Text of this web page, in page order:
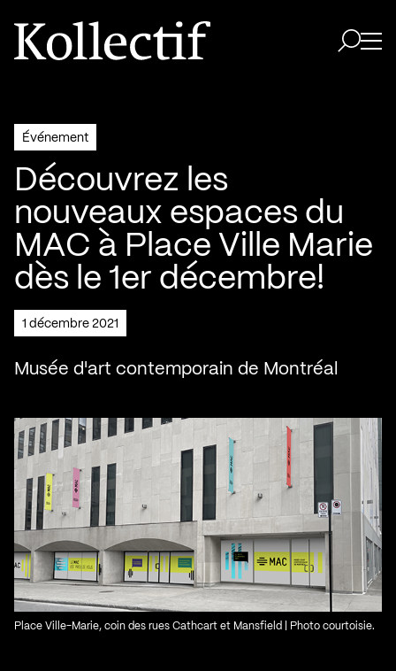
Aller à la page d'accueil
Logo Kollectif
Événement
Découvrez les
nouveaux espaces du
MAC à Place Ville Marie
dès le 1er décembre!
1 décembre 2021
Musée d'art contemporain de Montréal
Place Ville-Marie, coin des rues Cathcart et Mansfield | Photo courtoisie.